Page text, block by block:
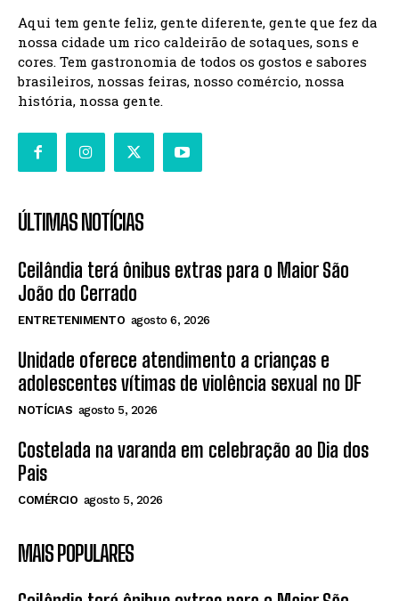
Aqui tem gente feliz, gente diferente, gente que fez da
nossa cidade um rico caldeirão de sotaques, sons e
cores. Tem gastronomia de todos os gostos e sabores
brasileiros, nossas feiras, nosso comércio, nossa
história, nossa gente.
ÚLTIMAS NOTÍCIAS
Ceilândia terá ônibus extras para o Maior São
João do Cerrado
ENTRETENIMENTO agosto 6, 2026
Unidade oferece atendimento a crianças e
adolescentes vítimas de violência sexual no DF
NOTÍCIAS agosto 5, 2026
Costelada na varanda em celebração ao Dia dos
Pais
COMÉRCIO agosto 5, 2026
MAIS POPULARES